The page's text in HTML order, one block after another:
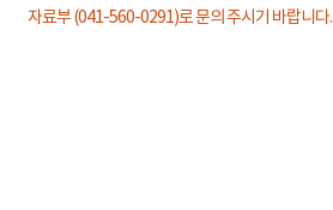
자료부 (041-560-0291)로 문의 주시기 바랍니다.